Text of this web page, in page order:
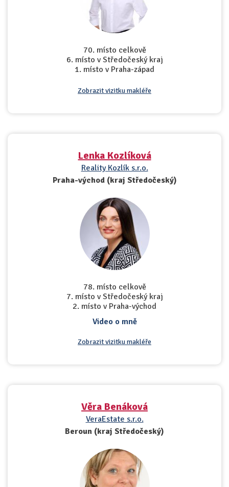
70. místo celkově
6. místo v Středočeský kraj
1. místo v Praha-západ
Zobrazit vizitku makléře
Lenka Kozlíková
Reality Kozlík s.r.o.
Praha-východ (kraj Středočeský)
78. místo celkově
7. místo v Středočeský kraj
2. místo v Praha-východ
Video o mně
Zobrazit vizitku makléře
Věra Benáková
VeraEstate s.r.o.
Beroun (kraj Středočeský)